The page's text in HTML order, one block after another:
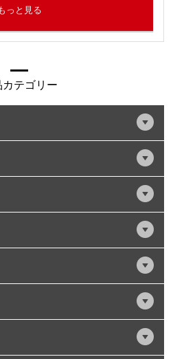
っと見る
カテゴリー